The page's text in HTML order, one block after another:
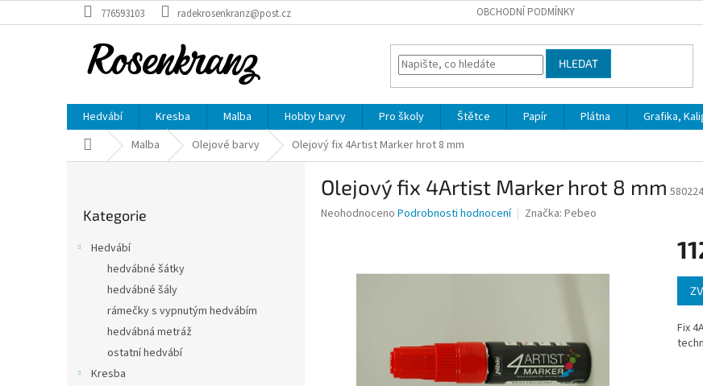
na
776593103 radekrosenkranz@post.cz OBCHODNÍ PODMÍNKY
HLEDAT
Hedvábí Kresba Malba Hobby barvy Pro školy Štětce Papír Plátna Grafika,
Domů Malba Olejové barvy Olejový fix 4Artist Marker hrot 8 mm
kategorie
Kategorie
Hedvábí
hedvábné šátky
hedvábné šály
rámečky s vypnutým hedvábím
hedvábná metráž
ostatní hedvábí
Kresba
Olejový fix 4Artist Marker hrot 8 mm 580224
Průměrné
Neohodnoceno Podrobnosti hodnocení Značka: Pebeo
cena:
Fix